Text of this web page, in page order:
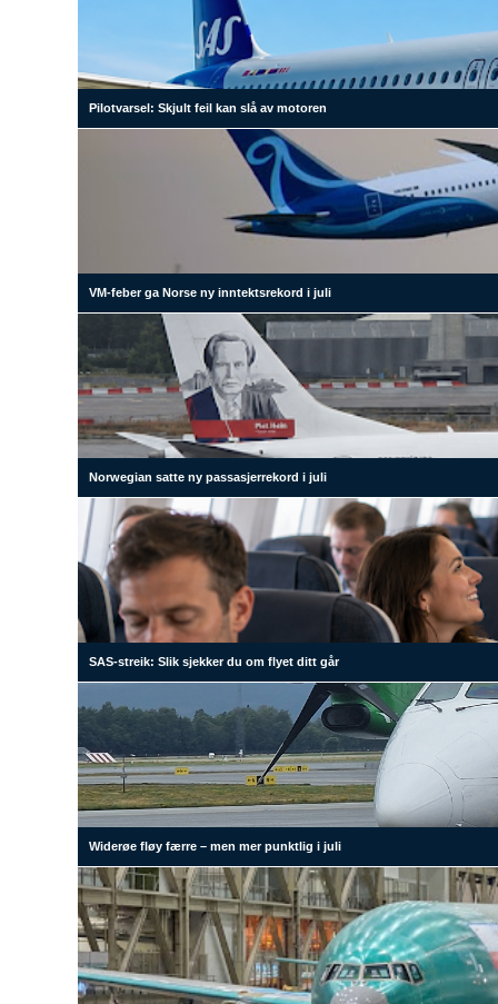
Pilotvarsel: Skjult feil kan slå av motoren
VM-feber ga Norse ny inntektsrekord i juli
Norwegian satte ny passasjerrekord i juli
SAS-streik: Slik sjekker du om flyet ditt går
Widerøe fløy færre – men mer punktlig i juli